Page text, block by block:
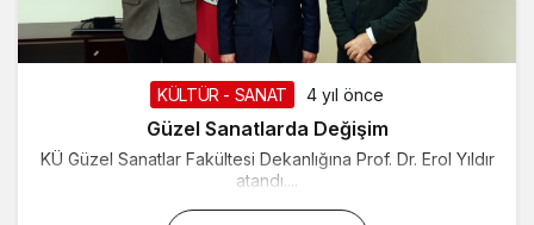
KÜLTÜR - SANAT 4 yıl önce
Güzel Sanatlarda Değişim
KÜ Güzel Sanatlar Fakültesi Dekanlığına Prof. Dr. Erol Yıldır
atandı....